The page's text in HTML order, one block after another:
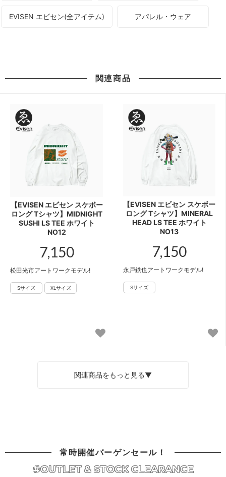
EVISEN エビセン(全アイテム) アパレル・ウェア
関連商品
【EVISEN エビセン スケボー
ロング Tシャツ】MIDNIGHT
SUSHI LS TEE ホワイト
NO12
7,150
松田光市アートワークモデル!
【EVISEN エビセン スケボー
ロング Tシャツ】MINERAL
HEAD LS TEE ホワイト
NO13
7,150
永戸鉄也アートワークモデル!
関連商品をもっと見る▼
常時開催バーゲンセール！
#OUTLET & STOCK CLEARANCE